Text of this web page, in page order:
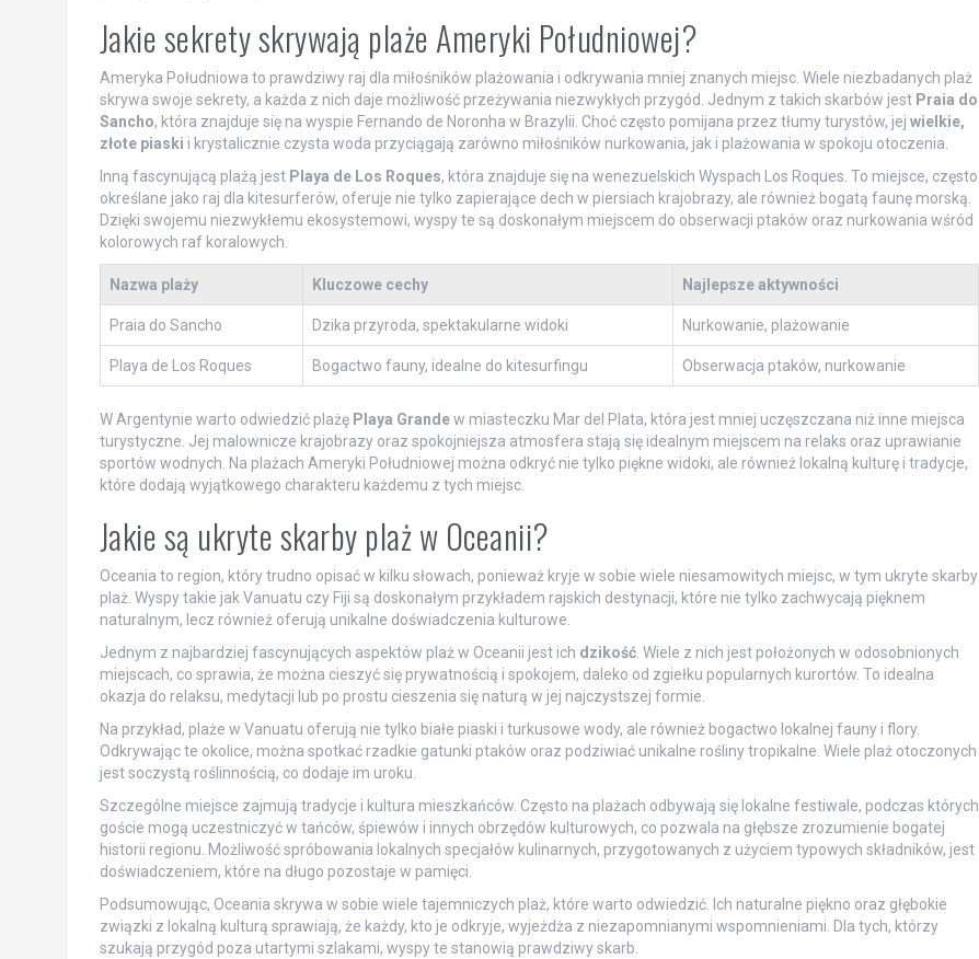
Jakie sekrety skrywają plaże Ameryki Południowej?
Ameryka Południowa to prawdziwy raj dla miłośników plażowania i odkrywania mniej znanych miejsc. Wiele niezbadanych plaż
skrywa swoje sekrety, a każda z nich daje możliwość przeżywania niezwykłych przygód. Jednym z takich skarbów jest Praia do
Sancho, która znajduje się na wyspie Fernando de Noronha w Brazylii. Choć często pomijana przez tłumy turystów, jej wielkie,
złote piaski i krystalicznie czysta woda przyciągają zarówno miłośników nurkowania, jak i plażowania w spokoju otoczenia.
Inną fascynującą plażą jest Playa de Los Roques, która znajduje się na wenezuelskich Wyspach Los Roques. To miejsce, często
określane jako raj dla kitesurferów, oferuje nie tylko zapierające dech w piersiach krajobrazy, ale również bogatą faunę morską.
Dzięki swojemu niezwykłemu ekosystemowi, wyspy te są doskonałym miejscem do obserwacji ptaków oraz nurkowania wśród
kolorowych raf koralowych.
Nazwa plaży Kluczowe cechy Najlepsze aktywności
Praia do Sancho Dzika przyroda, spektakularne widoki Nurkowanie, plażowanie
Playa de Los Roques Bogactwo fauny, idealne do kitesurfingu Obserwacja ptaków, nurkowanie
W Argentynie warto odwiedzić plażę Playa Grandew miasteczku Mar del Plata, która jest mniej uczęszczana niż inne miejsca
turystyczne. Jej malownicze krajobrazy oraz spokojniejsza atmosfera stają się idealnym miejscem na relaks oraz uprawianie
sportów wodnych. Na plażach Ameryki Południowej można odkryć nie tylko piękne widoki, ale również lokalną kulturę i tradycje,
które dodają wyjątkowego charakteru każdemu z tych miejsc.
Jakie są ukryte skarby plaż w Oceanii?
Oceania to region, który trudno opisać w kilku słowach, ponieważ kryje w sobie wiele niesamowitych miejsc, w tym ukryte skarby
plaż. Wyspy takie jak Vanuatu czy Fiji są doskonałym przykładem rajskich destynacji, które nie tylko zachwycają pięknem
naturalnym, lecz również oferują unikalne doświadczenia kulturowe.
Jednym z najbardziej fascynujących aspektów plaż w Oceanii jest ich dzikość. Wiele z nich jest położonych w odosobnionych
miejscach, co sprawia, że można cieszyć się prywatnością i spokojem, daleko od zgiełku popularnych kurortów. To idealna
okazja do relaksu, medytacji lub po prostu cieszenia się naturą w jej najczystszej formie.
Na przykład, plaże w Vanuatu oferują nie tylko białe piaski i turkusowe wody, ale również bogactwo lokalnej fauny i flory.
Odkrywając te okolice, można spotkać rzadkie gatunki ptaków oraz podziwiać unikalne rośliny tropikalne. Wiele plaż otoczonych
jest soczystą roślinnością, co dodaje im uroku.
Szczególne miejsce zajmują tradycje i kultura mieszkańców. Często na plażach odbywają się lokalne festiwale, podczas których
goście mogą uczestniczyć w tańców, śpiewów i innych obrzędów kulturowych, co pozwala na głębsze zrozumienie bogatej
historii regionu. Możliwość spróbowania lokalnych specjałów kulinarnych, przygotowanych z użyciem typowych składników, jest
doświadczeniem, które na długo pozostaje w pamięci.
Podsumowując, Oceania skrywa w sobie wiele tajemniczych plaż, które warto odwiedzić. Ich naturalne piękno oraz głębokie
związki z lokalną kulturą sprawiają, że każdy, kto je odkryje, wyjeżdża z niezapomnianymi wspomnieniami. Dla tych, którzy
szukają przygód poza utartymi szlakami, wyspy te stanowią prawdziwy skarb.